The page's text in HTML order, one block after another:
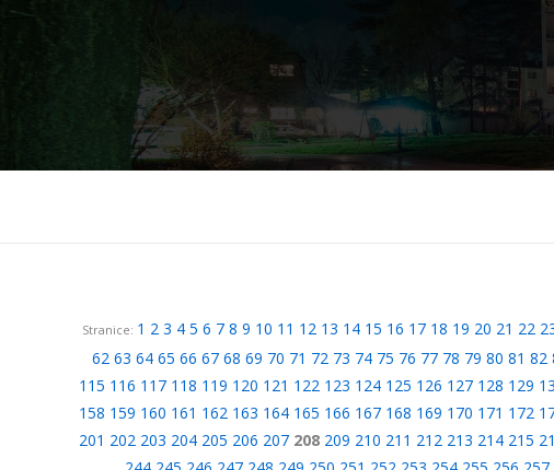
Stranice: 1 2 3 4 5 6 7 8 9 10 11 12 13 14 15 16 17 18 19 20 21 22
62 63 64 65 66 67 68 69 70 71 72 73 74 75 76 77 78 79 80 81 82
115 116 117 118 119 120 121 122 123 124 125 126 127 128 129
158 159 160 161 162 163 164 165 166 167 168 169 170 171 172
201 202 203 204 205 206 207 208 209 210 211 212 213 214 215